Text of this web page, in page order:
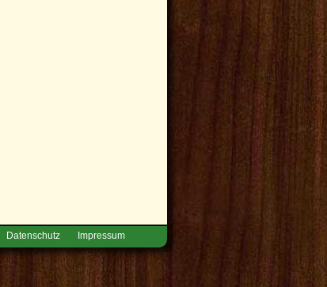
Datenschutz Impressum